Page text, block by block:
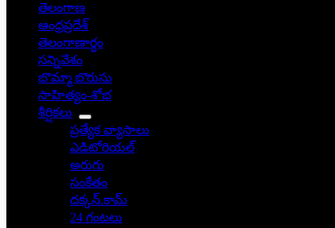
తెలంగాణ
ఆంధ్రప్రదేశ్
తెలంగాణార్థం
సన్నివేశం
బొమ్మా బొరుసు
సాహిత్యం-శోభ
శీర్షికలు
ప్రత్యేక వ్యాసాలు
ఎడిటోరియల్
అరుగు
సంకేతం
దక్కన్.కామ్
24 గంటలు